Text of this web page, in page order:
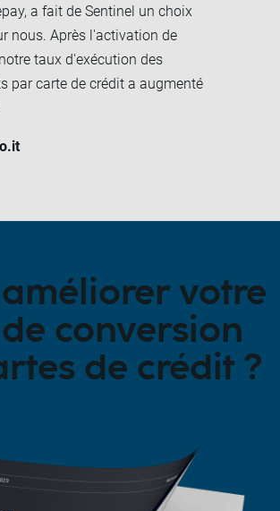
a fait de Sentinel un choix
nous. Après l'activation de
taux d'exécution des
par carte de crédit a augmenté
améliorer votre
conversion
de crédit ?